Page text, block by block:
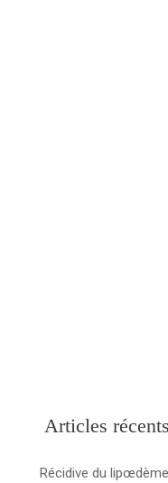
Articles récents
Récidive du